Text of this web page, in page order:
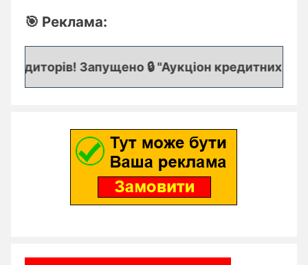
🎯 Реклама:
Запущено 🔒 "Аукціон кредитних